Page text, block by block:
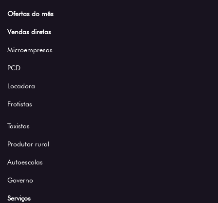
Ofertas do mês
Vendas diretas
Microempresas
PCD
Locadora
Frotistas
Taxistas
Produtor rural
Autoescolas
Governo
Serviços